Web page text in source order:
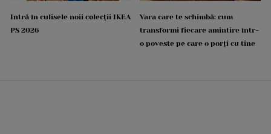
Intră în culisele noii colecții IKEA
PS 2026
Vara care te schimbă: cum
transformi fiecare amintire într-
o poveste pe care o porți cu tine